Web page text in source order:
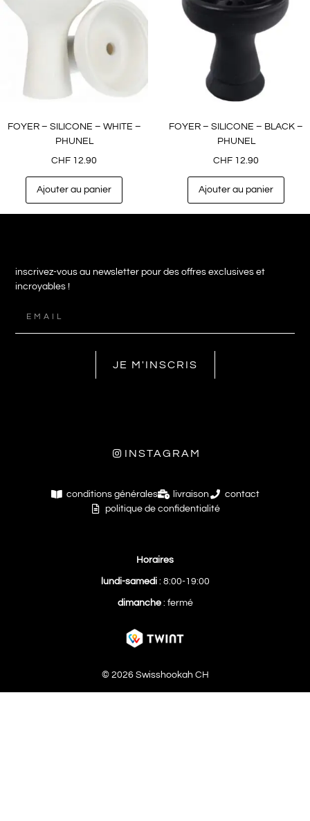
FOYER – SILICONE – WHITE –
PHUNEL
CHF 12.90
Ajouter au panier
FOYER – SILICONE – BLACK –
PHUNEL
CHF 12.90
Ajouter au panier
inscrivez-vous au newsletter pour des offres exclusives et
incroyables !
JE M'INSCRIS
INSTAGRAM
conditions générales livraison
contact
politique de confidentialité
Horaires
lundi-samedi: 8:00-19:00
dimanche: fermé
© 2026 Swisshookah CH